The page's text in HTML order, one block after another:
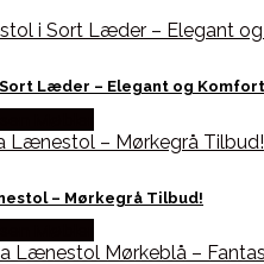
Læder – Elegant og
– Mørkegrå Tilbud!